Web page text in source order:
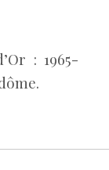
: 1965-